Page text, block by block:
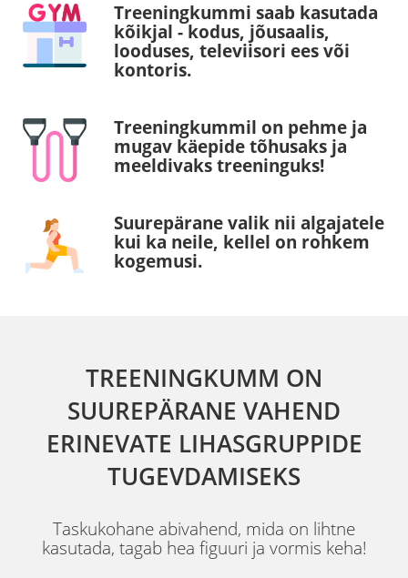
Treeningkummi saab kasutada
kõikjal - kodus, jõusaalis,
looduses, televiisori ees või
kontoris.
Treeningkummil on pehme ja
mugav käepide tõhusaks ja
meeldivaks treeninguks!
Suurepärane valik nii algajatele
kui ka neile, kellel on rohkem
kogemusi.
TREENINGKUMM ON
SUUREPÄRANE VAHEND
ERINEVATE LIHASGRUPPIDE
TUGEVDAMISEKS
Taskukohane abivahend, mida on lihtne
kasutada, tagab hea figuuri ja vormis keha!